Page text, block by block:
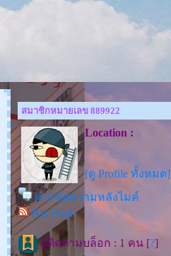
สมาชิกหมายเลข 889922
Location :
[ดู Profile ทั้งหมด]
ฝากข้อความหลังไมค์
Rss Feed
ผู้ติดตามบล็อก : 1 คน [?]